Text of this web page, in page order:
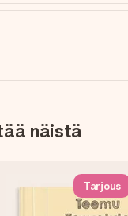
näistä
Tarjous